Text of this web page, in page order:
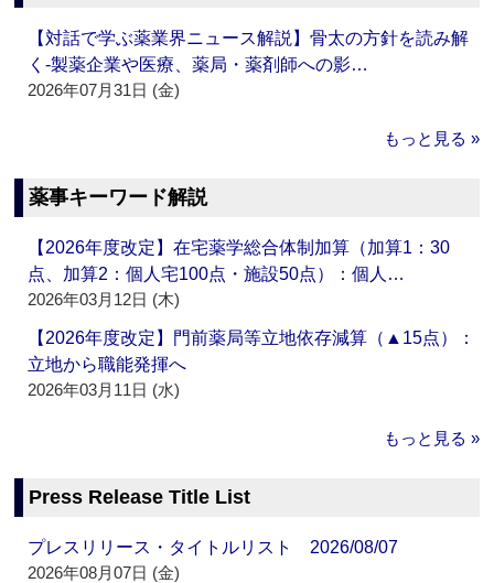
【対話で学ぶ薬業界ニュース解説】骨太の方針を読み解
く‐製薬企業や医療、薬局・薬剤師への影…
2026年07月31日 (金)
もっと見る »
薬事キーワード解説
【2026年度改定】在宅薬学総合体制加算（加算1：30
点、加算2：個人宅100点・施設50点）：個人…
2026年03月12日 (木)
【2026年度改定】門前薬局等立地依存減算（▲15点）：
立地から職能発揮へ
2026年03月11日 (水)
もっと見る »
Press Release Title List
プレスリリース・タイトルリスト 2026/08/07
2026年08月07日 (金)